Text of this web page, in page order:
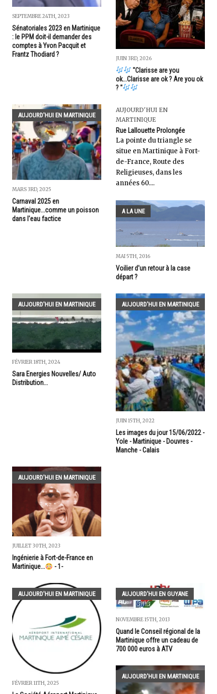
SEPTEMBRE 24TH, 2023
Sénatoriales 2023 en Martinique
: le PPM doit-il demander des
comptes à Yvon Pacquit et
Frantz Thodiard ?
JUIN 3RD, 2026
"Clarisse are you
ok...Clarisse are ok ? Are you ok
? "
AUJOURD'HUI EN MARTINIQUE
MARS 3RD, 2025
Carnaval 2025 en
Martinique...comme un poisson
dans l'eau factice
AUJOURD'HUI EN
MARTINIQUE
Rue Lallouette Prolongée
La pointe du triangle se
situe en Martinique à Fort-
de-France, Route des
Religieuses, dans les
années 60....
A LA UNE
MAI 5TH, 2016
Voilier d'un retour à la case
départ ?
AUJOURD'HUI EN MARTINIQUE
FÉVRIER 18TH, 2024
Sara Energies Nouvelles/ Auto
Distribution...
AUJOURD'HUI EN MARTINIQUE
JUIN 15TH, 2022
Les images du jour 15/06/2022 -
Yole - Martinique - Douvres -
Manche - Calais
AUJOURD'HUI EN MARTINIQUE
JUILLET 30TH, 2023
Ingénierie à Fort-de-France en
Martinique...
- 1-
AUJOURD'HUI EN MARTINIQUE
FÉVRIER 11TH, 2025
AUJOURD'HUI EN GUYANE
NOVEMBRE 15TH, 2013
Quand le Conseil régional de la
Martinique offre un cadeau de
700 000 euros à ATV
AUJOURD'HUI EN MARTINIQUE